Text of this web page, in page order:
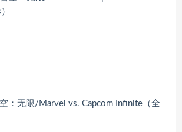
：无限/Marvel vs. Capcom Infinite（全